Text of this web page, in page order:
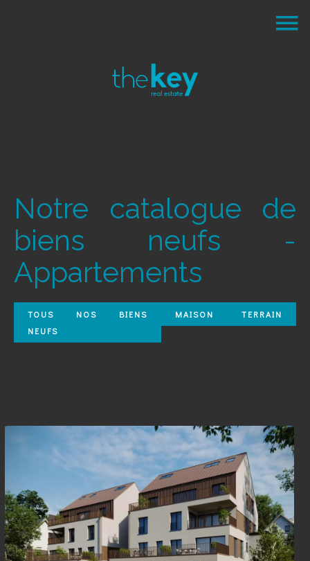
Notre catalogue de
biens neufs -
Appartements
TOUS NOS BIENS
NEUFS
MAISON TERRAIN